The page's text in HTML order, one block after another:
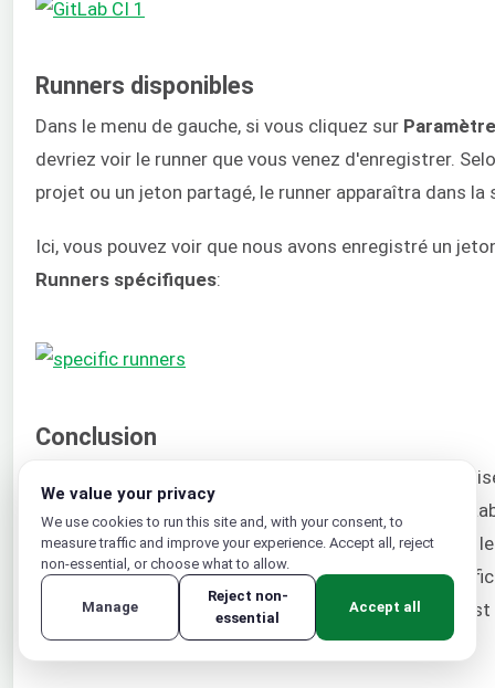
Runners disponibles
Dans le menu de gauche, si vous cliquez sur
devriez voir le runner que vous venez d'enregistrer.
projet ou un jeton partagé, le runner apparaîtra dans
Ici, vous pouvez voir que nous avons enregistré un
Runners spécifiques:
Conclusion
Dans ce tutoriel, vous avez appris comment
par configurer un projet d'application Node.js sur
gitlab-ci.yml . Nous avons appris que GitLab utilise
doit faire lorsqu'il est déclenché. Ungitlab-ci.yml
contient des instructions sur la construction et le
GitLab CI peut comprendre.
We value your privacy
We use cookies to run this site and, with your consent, to
measure traffic and improve your experience. Accept all, reject
non-essential, or choose what to allow.
Manage
Reject non-
essential
Accept all